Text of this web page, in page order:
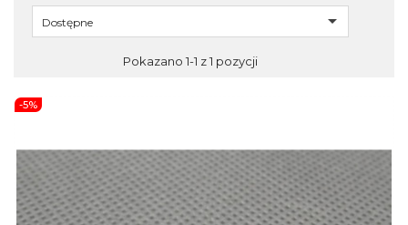
Dostępne 
Pokazano 1-1 z 1 pozycji
-5%